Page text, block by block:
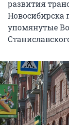
развития
Новосибирска
упомянутые